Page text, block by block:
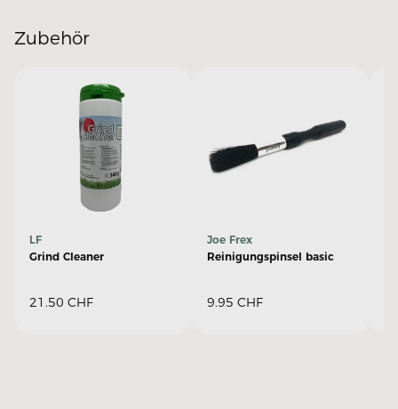
Zubehör
LF
Grind Cleaner
21.50 CHF
Joe Frex
Reinigungspinsel basic
9.95 CHF